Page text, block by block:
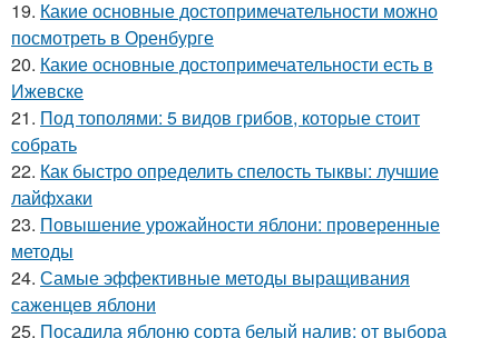
19. Какие основные достопримечательности можно
посмотреть в Оренбурге
20. Какие основные достопримечательности есть в
Ижевске
21. Под тополями: 5 видов грибов, которые стоит
собрать
22. Как быстро определить спелость тыквы: лучшие
лайфхаки
23. Повышение урожайности яблони: проверенные
методы
24. Самые эффективные методы выращивания
саженцев яблони
25. Посадила яблоню сорта белый налив: от выбора